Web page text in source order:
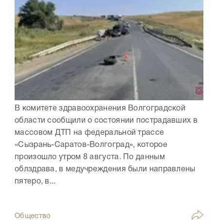
В комитете здравоохранения Волгоградской
области сообщили о состоянии пострадавших в
массовом ДТП на федеральной трассе
«Сызрань-Саратов-Волгоград», которое
произошло утром 8 августа. По данным
облздрава, в медучреждения были направлены
пятеро, в...
Общество